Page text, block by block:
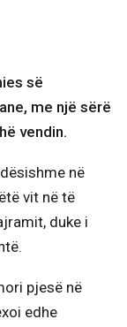
së
me një sërë
vendin.
në
vit në të
duke i
pjesë në
edhe